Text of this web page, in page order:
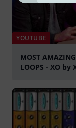
YOUTUBE
MOST
LOOPS - XO by